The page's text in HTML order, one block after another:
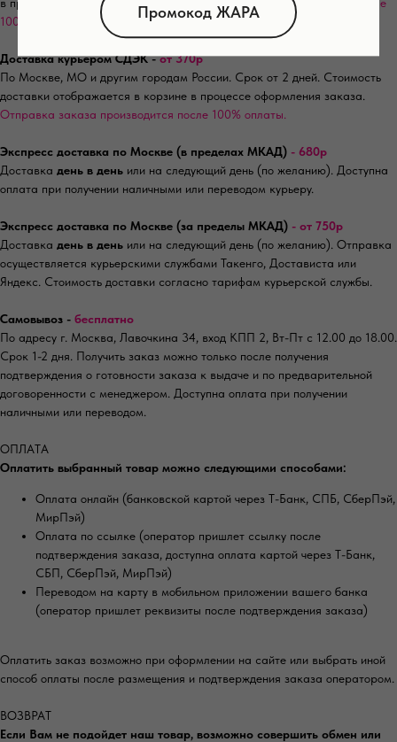
Промокод ЖАРА
100% оплаты.
Доставка курьером СДЭК -от 370р
По Москве, МО и другим городам России. Срок от 2 дней. Стоимость
доставки отображается в корзине в процессе оформления заказа.
Отправка заказа производится после 100% оплаты.
Экспресс доставка по Москве (в пределах МКАД) - 680р
Доставка день в день или на следующий день (по желанию). Доступна
оплата при получении наличными или переводом курьеру.
Экспресс доставка по Москве (за пределы МКАД) - от 750р
Доставка день в день или на следующий день (по желанию). Отправка
осуществляется курьерскими службами Такенго, Достависта или
Яндекс. Стоимость доставки согласно тарифам курьерской службы.
Самовывоз - бесплатно
По адресу г. Москва, Лавочкина 34, вход КПП 2, Вт-Пт с 12.00 до 18.00.
Срок 1-2 дня. Получить заказ можно только после получения
подтверждения о готовности заказа к выдаче и по предварительной
договоренности с менеджером. Доступна оплата при получении
наличными или переводом.
ОПЛАТА
Оплатить выбранный товар можно следующими способами:
Оплата онлайн (банковской картой через Т-Банк, СПБ, СберПэй,
МирПэй)
Оплата по ссылке (оператор пришлет ссылку после
подтверждения заказа, доступна оплата картой через Т-Банк,
СБП, СберПэй, МирПэй)
Переводом на карту в мобильном приложении вашего банка
(оператор пришлет реквизиты после подтверждения заказа)
Оплатить заказ возможно при оформлении на сайте или выбрать иной
способ оплаты после размещения и подтверждения заказа оператором.
ВОЗВРАТ
Если Вам не подойдет наш товар, возможно совершить обмен или